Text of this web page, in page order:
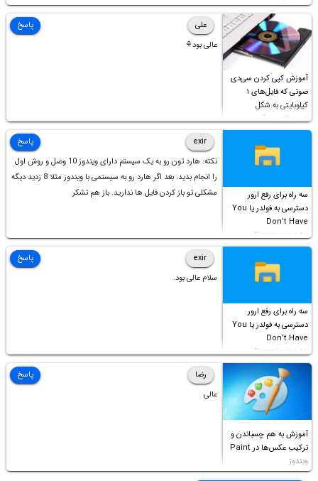
چیست؟
آموزش کپی کردن سی‌دی
صوتی که فایل‌های ۱
کیلوبایتی به شکل
شورت‌کات در آن موجود
است!
علی
عالی بود⚘
پاسخ
سه راه برای رفع ارور
دسترسی به فولدر یا You
Don’t Have
Permission to
Access this folder
exir
نکته: هارد تون رو به یک سیستم دارای ویندوز 10 وصل و روش اول
را انجام بدید. بعد اگر هارد رو به سیستمی با ویندوز مثلا 8 زدید دیگه
مشکلی تو باز کردن فایل ها ندارید. باز هم تشکر
پاسخ
سه راه برای رفع ارور
دسترسی به فولدر یا You
Don’t Have
Permission to
Access this folder
exir
سلام عالی بود.
پاسخ
آموزش به هم چسباندن و
ترکیب عکس‌ها در Paint
ویندوز
رضا
عالی
پاسخ